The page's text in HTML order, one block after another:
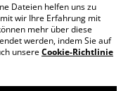
Dateien helfen uns zu
wir Ihre Erfahrung mit
mehr über diese
werden, indem Sie auf
unsereCookie-Richtlinie